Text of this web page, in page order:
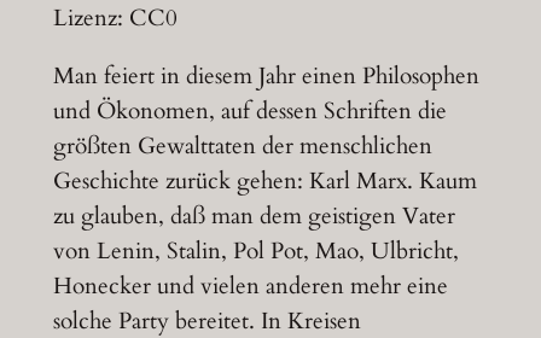
Lizenz: CC0
Man feiert in diesem Jahr einen Philosophen
und Ökonomen, auf dessen Schriften die
größten Gewalttaten der menschlichen
Geschichte zurück gehen: Karl Marx. Kaum
zu glauben, daß man dem geistigen Vater
von Lenin, Stalin, Pol Pot, Mao, Ulbricht,
Honecker und vielen anderen mehr eine
solche Party bereitet. In Kreisen